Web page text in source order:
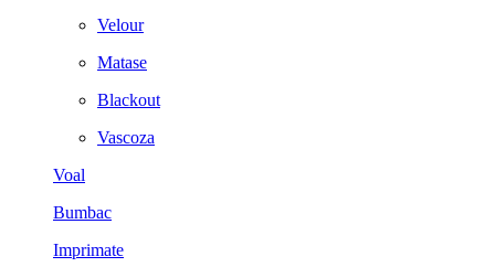
Velour
Matase
Blackout
Vascoza
Voal
Bumbac
Imprimate